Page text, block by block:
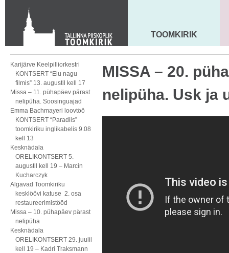
KONTAKT
Toom-Kooli 6, 10130 TALLINN
tallinna.toom@eelk.ee
MAARJA KIRIK
TOOMKIRIK
Karijärve Keelpilliorkestri
KONTSERT “Elu nagu
filmis” 13. augustil kell 17
Missa – 11. pühapäev pärast
nelipüha. Soosinguajad
Emma Bachmayeri loovtöö
KONTSERT “Paradiis”
toomkiriku inglikabelis 9.08
kell 13
Kesknädala
ORELIKONTSERT 5.
augustil kell 19 – Marcin
Kucharczyk
Algavad Toomkiriku
kesklöövi katuse 2. osa
restaureerimistööd
Missa – 10. pühapäev pärast
nelipüha
Kesknädala
ORELIKONTSERT 29. juulil
kell 19 – Kadri Traksmann
MISSA – 20.
nelipüha. Usk ja